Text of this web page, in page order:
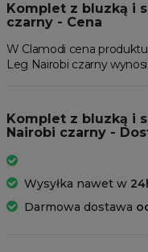
Komplet z bluzką i
czarny - Cena
W Clamodi cena
Leg Nairobi czarny wynosi:
Komplet z bluzką i
Nairobi czarny -
Wysyłka nawet w
Darmowa dostawa